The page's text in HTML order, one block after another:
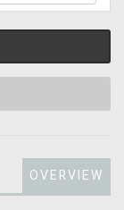
OVERVIEW